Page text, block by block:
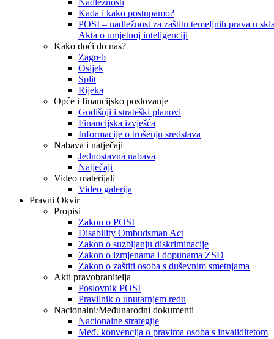
Nadležnosti
Kada i kako postupamo?
POSI – nadležnost za zaštitu temeljnih prava u
Akta o umjetnoj inteligenciji
Kako doći do nas?
Zagreb
Osijek
Split
Rijeka
Opće i financijsko poslovanje
Godišnji i strateški planovi
Financijska izvješća
Informacije o trošenju sredstava
Nabava i natječaji
Jednostavna nabava
Natječaji
Video materijali
Video galerija
Pravni Okvir
Propisi
Zakon o POSI
Disability Ombudsman Act
Zakon o suzbijanju diskriminacije
Zakon o izmjenama i dopunama ZSD
Zakon o zaštiti osoba s duševnim smetnjama
Akti pravobranitelja
Poslovnik POSI
Pravilnik o unutarnjem redu
Nacionalni/Međunarodni dokumenti
Nacionalne strategije
Međ. konvencija o pravima osoba s invaliditetom